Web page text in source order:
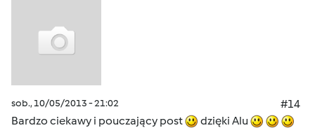
sob., 10/05/2013 - 21:02
#14
Bardzo ciekawy i pouczający post
dzięki Alu